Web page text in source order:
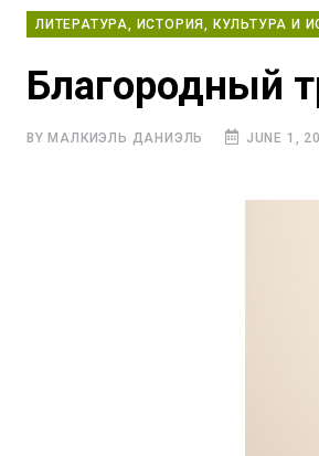
ЛИТЕРАТУРА, ИСТОРИЯ, КУЛЬТУРА И
Благородный
BY МАЛКИЭЛЬ ДАНИЭЛЬ JUNE 1,